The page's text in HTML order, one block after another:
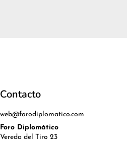
Contacto
web@forodiplomatico.com
Foro Diplomático
Vereda del Tiro 23